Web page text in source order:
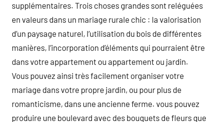
supplémentaires. Trois choses grandes sont reléguées
en valeurs dans un mariage rurale chic : la valorisation
d’un paysage naturel, l’utilisation du bois de différentes
manières, l’incorporation d’éléments qui pourraient être
dans votre appartement ou appartement ou jardin.
Vous pouvez ainsi très facilement organiser votre
mariage dans votre propre jardin, ou pour plus de
romanticisme, dans une ancienne ferme. vous pouvez
produire une boulevard avec des bouquets de fleurs que